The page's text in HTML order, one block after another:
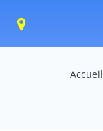
Accueil